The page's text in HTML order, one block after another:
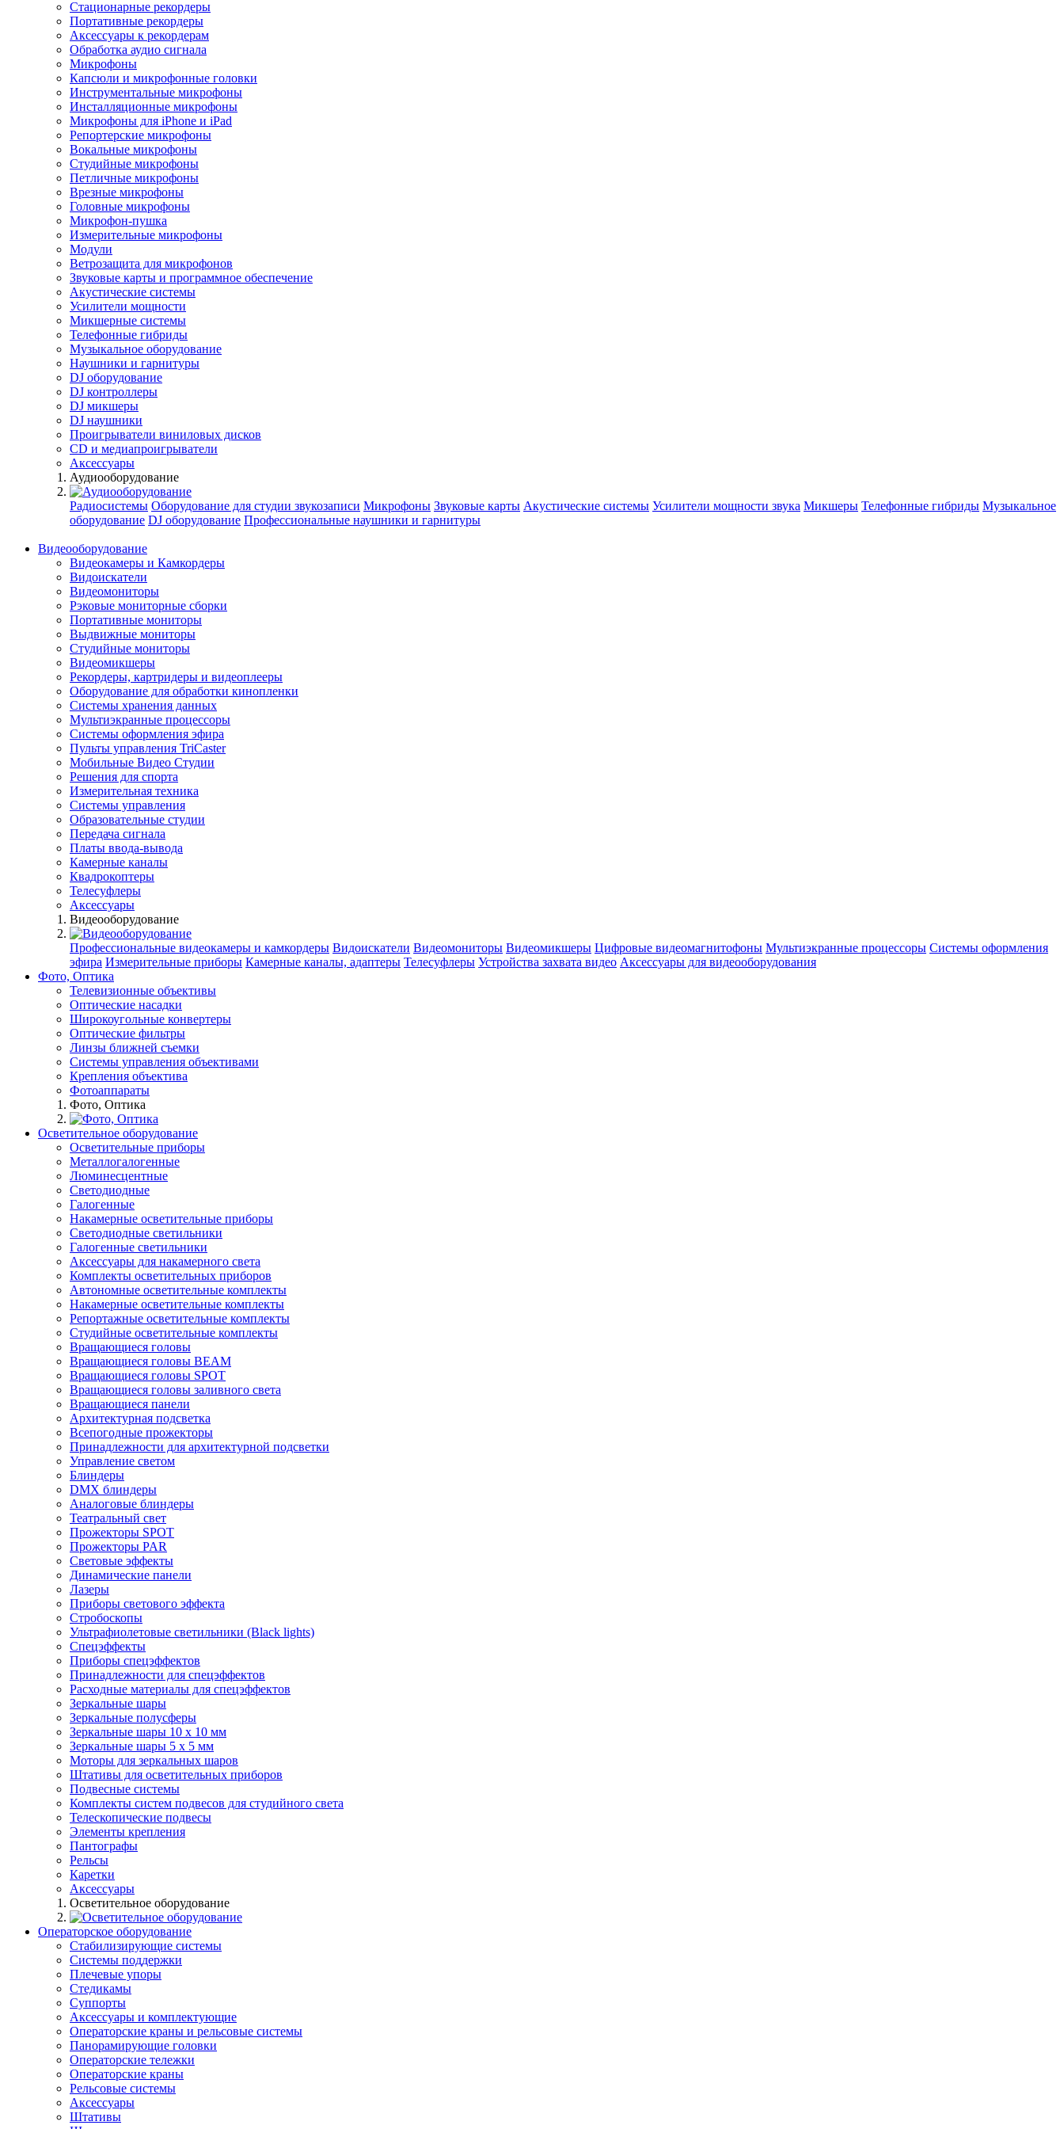
Стационарные рекордеры
Портативные рекордеры
Аксессуары к рекордерам
Обработка аудио сигнала
Микрофоны
Капсюли и микрофонные головки
Инструментальные микрофоны
Инсталляционные микрофоны
Микрофоны для iPhone и iPad
Репортерские микрофоны
Вокальные микрофоны
Студийные микрофоны
Петличные микрофоны
Врезные микрофоны
Головные микрофоны
Микрофон-пушка
Измерительные микрофоны
Модули
Ветрозащита для микрофонов
Звуковые карты и программное обеспечение
Акустические системы
Усилители мощности
Микшерные системы
Телефонные гибриды
Музыкальное оборудование
Наушники и гарнитуры
DJ оборудование
DJ контроллеры
DJ микшеры
DJ наушники
Проигрыватели виниловых дисков
СD и медиапроигрыватели
Аксессуары
Аудиооборудование
Радиосистемы Оборудование для студии звукозаписи Микрофоны Звуковые карты Акустические системы Усилители мощности звука Микшеры Телефонные гибриды Музыкальное
оборудование DJ оборудование Профессиональные наушники и гарнитуры
Видеооборудование
Видеокамеры и Камкордеры
Видоискатели
Видеомониторы
Рэковые мониторные сборки
Портативные мониторы
Выдвижные мониторы
Студийные мониторы
Видеомикшеры
Рекордеры, картридеры и видеоплееры
Оборудование для обработки кинопленки
Системы хранения данных
Мультиэкранные процессоры
Системы оформления эфира
Пульты управления TriCaster
Мобильные Видео Студии
Решения для спорта
Измерительная техника
Системы управления
Образовательные студии
Передача сигнала
Платы ввода-вывода
Камерные каналы
Квадрокоптеры
Телесуфлеры
Аксессуары
Видеооборудование
Профессиональные видеокамеры и камкордеры Видоискатели Видеомониторы Видеомикшеры Цифровые видеомагнитофоны Мультиэкранные процессоры Системы оформления
эфира Измерительные приборы Камерные каналы, адаптеры Телесуфлеры Устройства захвата видео Аксессуары для видеооборудования
Фото, Оптика
Телевизионные объективы
Оптические насадки
Широкоугольные конвертеры
Оптические фильтры
Линзы ближней съемки
Системы управления объективами
Крепления объектива
Фотоаппараты
Фото, Оптика
Осветительное оборудование
Осветительные приборы
Металлогалогенные
Люминесцентные
Светодиодные
Галогенные
Накамерные осветительные приборы
Светодиодные светильники
Галогенные светильники
Аксессуары для накамерного света
Комплекты осветительных приборов
Автономные осветительные комплекты
Накамерные осветительные комплекты
Репортажные осветительные комплекты
Студийные осветительные комплекты
Вращающиеся головы
Вращающиеся головы BEAM
Вращающиеся головы SPOT
Вращающиеся головы заливного света
Вращающиеся панели
Архитектурная подсветка
Всепогодные прожекторы
Принадлежности для архитектурной подсветки
Управление светом
Блиндеры
DMX блиндеры
Аналоговые блиндеры
Театральный свет
Прожекторы SPOT
Прожекторы PAR
Световые эффекты
Динамические панели
Лазеры
Приборы светового эффекта
Стробоскопы
Ультрафиолетовые светильники (Black lights)
Спецэффекты
Приборы спецэффектов
Принадлежности для спецэффектов
Расходные материалы для спецэффектов
Зеркальные шары
Зеркальные полусферы
Зеркальные шары 10 х 10 мм
Зеркальные шары 5 х 5 мм
Моторы для зеркальных шаров
Штативы для осветительных приборов
Подвесные системы
Комплекты систем подвесов для студийного света
Телескопические подвесы
Элементы крепления
Пантографы
Рельсы
Каретки
Аксессуары
Осветительное оборудование
Операторское оборудование
Стабилизирующие системы
Системы поддержки
Плечевые упоры
Стедикамы
Суппорты
Аксессуары и комплектующие
Операторские краны и рельсовые системы
Панорамирующие головки
Операторские тележки
Операторские краны
Рельсовые системы
Аксессуары
Штативы